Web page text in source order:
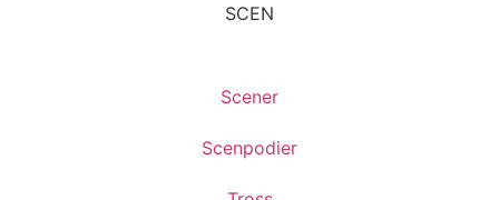
SCEN
Scener
Scenpodier